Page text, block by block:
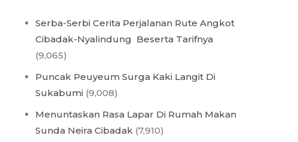
Serba-Serbi Cerita Perjalanan Rute Angkot
Cibadak-Nyalindung Beserta Tarifnya
(9,065)
Puncak Peuyeum Surga Kaki Langit Di
Sukabumi (9,008)
Menuntaskan Rasa Lapar Di Rumah Makan
Sunda Neira Cibadak (7,910)